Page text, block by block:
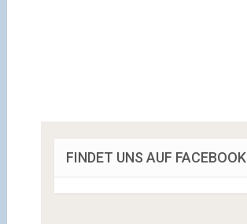
FINDET UNS AUF FACEBOOK